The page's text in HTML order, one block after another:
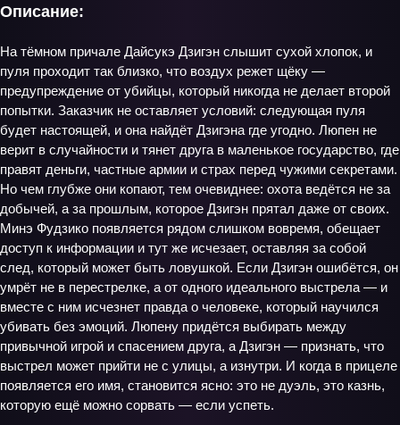
Описание:
На тёмном причале Дайсукэ Дзигэн слышит сухой хлопок, и
пуля проходит так близко, что воздух режет щёку —
предупреждение от убийцы, который никогда не делает второй
попытки. Заказчик не оставляет условий: следующая пуля
будет настоящей, и она найдёт Дзигэна где угодно. Люпен не
верит в случайности и тянет друга в маленькое государство, где
правят деньги, частные армии и страх перед чужими секретами.
Но чем глубже они копают, тем очевиднее: охота ведётся не за
добычей, а за прошлым, которое Дзигэн прятал даже от своих.
Минэ Фудзико появляется рядом слишком вовремя, обещает
доступ к информации и тут же исчезает, оставляя за собой
след, который может быть ловушкой. Если Дзигэн ошибётся, он
умрёт не в перестрелке, а от одного идеального выстрела — и
вместе с ним исчезнет правда о человеке, который научился
убивать без эмоций. Люпену придётся выбирать между
привычной игрой и спасением друга, а Дзигэн — признать, что
выстрел может прийти не с улицы, а изнутри. И когда в прицеле
появляется его имя, становится ясно: это не дуэль, это казнь,
которую ещё можно сорвать — если успеть.